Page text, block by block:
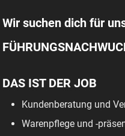
Wir suchen dich für
DAS IST DER JOB
Kundenberatung und
Warenpflege und -